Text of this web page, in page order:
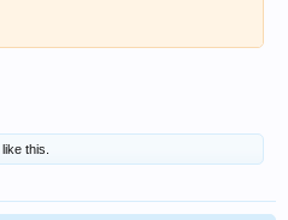
like this.